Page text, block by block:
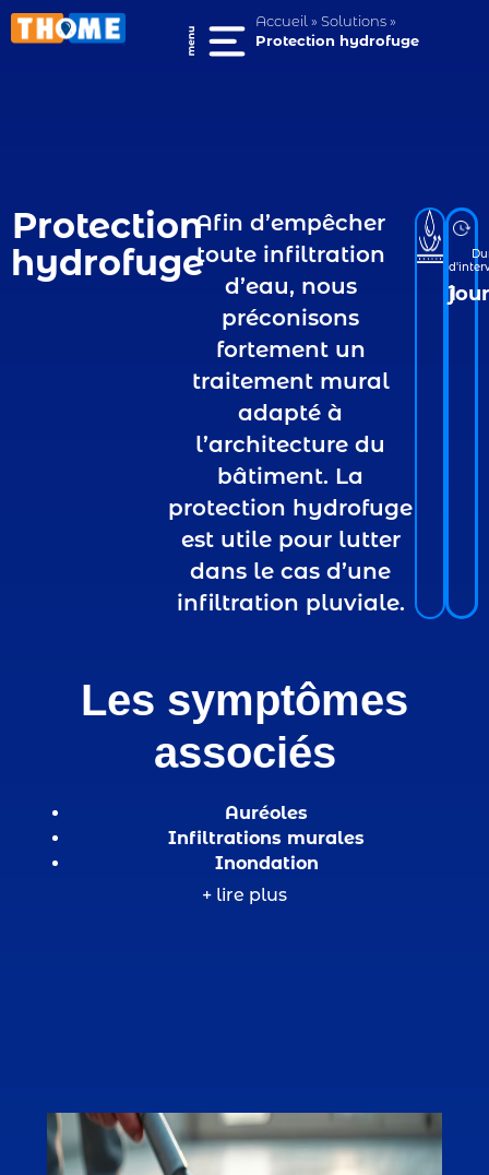
Accueil » Solutions»
Protection hydrofuge
Protection
hydrofuge
Afin d’empêcher
toute infiltration
d’eau, nous
préconisons
fortement un
traitement mural
adapté à
l’architecture du
bâtiment. La
protection hydrofuge
est utile pour lutter
dans le cas d’une
infiltration pluviale.
1
Les symptômes
associés
Auréoles
Infiltrations murales
Inondation
Infiltration d’eau
L’ hydrofugepermet de traiter les surfaces
poreuses de la maison. L’une de ses
+ lire plus